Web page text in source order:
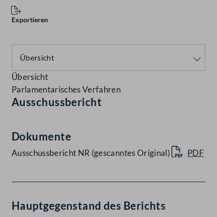
Exportieren
Übersicht
Parlamentarisches Verfahren
Ausschussbericht
Dokumente
Ausschussbericht NR (gescanntes Original) PDF
Hauptgegenstand des Berichts